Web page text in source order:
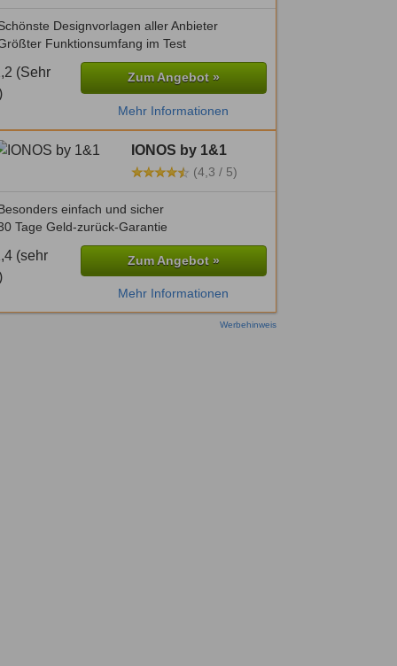
Designvorlagen aller Anbieter
Funktionsumfang im Test
Zum Angebot »
Mehr Informationen
IONOS by 1&1
(4,3 / 5)
einfach und sicher
Tage Geld-zurück-Garantie
Zum Angebot »
Mehr Informationen
Werbehinweis